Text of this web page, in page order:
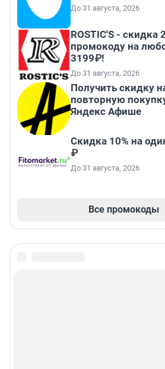
До 31 августа, 2026
ROSTIC'S - скидка
промокоду на
3199₽!
До 31 августа, 2026
Получить скидку
повторную
Яндекс Афише
Скидка 10% на
₽
До 31 августа, 2026
Все промокоды